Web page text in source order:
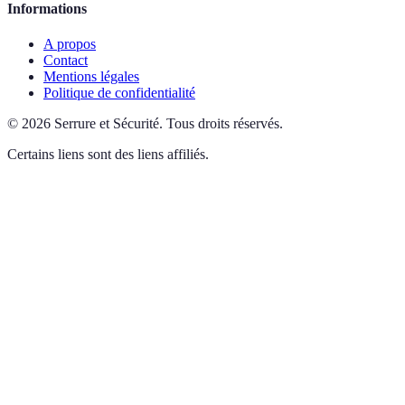
Informations
A propos
Contact
Mentions légales
Politique de confidentialité
© 2026 Serrure et Sécurité. Tous droits réservés.
Certains liens sont des liens affiliés.